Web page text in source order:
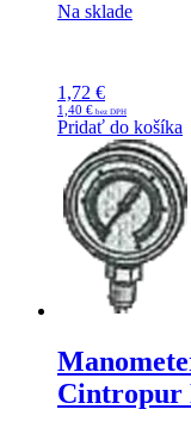
Na sklade
1,72 €
1,40 €
Pridať do košíka
Cintropur